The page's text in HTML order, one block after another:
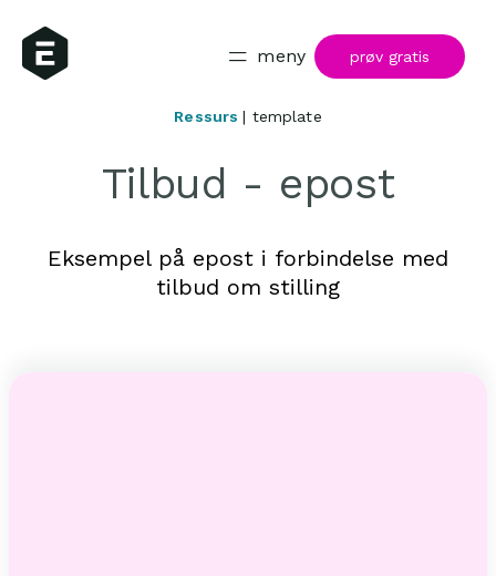
meny prøv gratis
Ressurs| template
Tilbud - epost
Eksempel på epost i forbindelse med
tilbud om stilling